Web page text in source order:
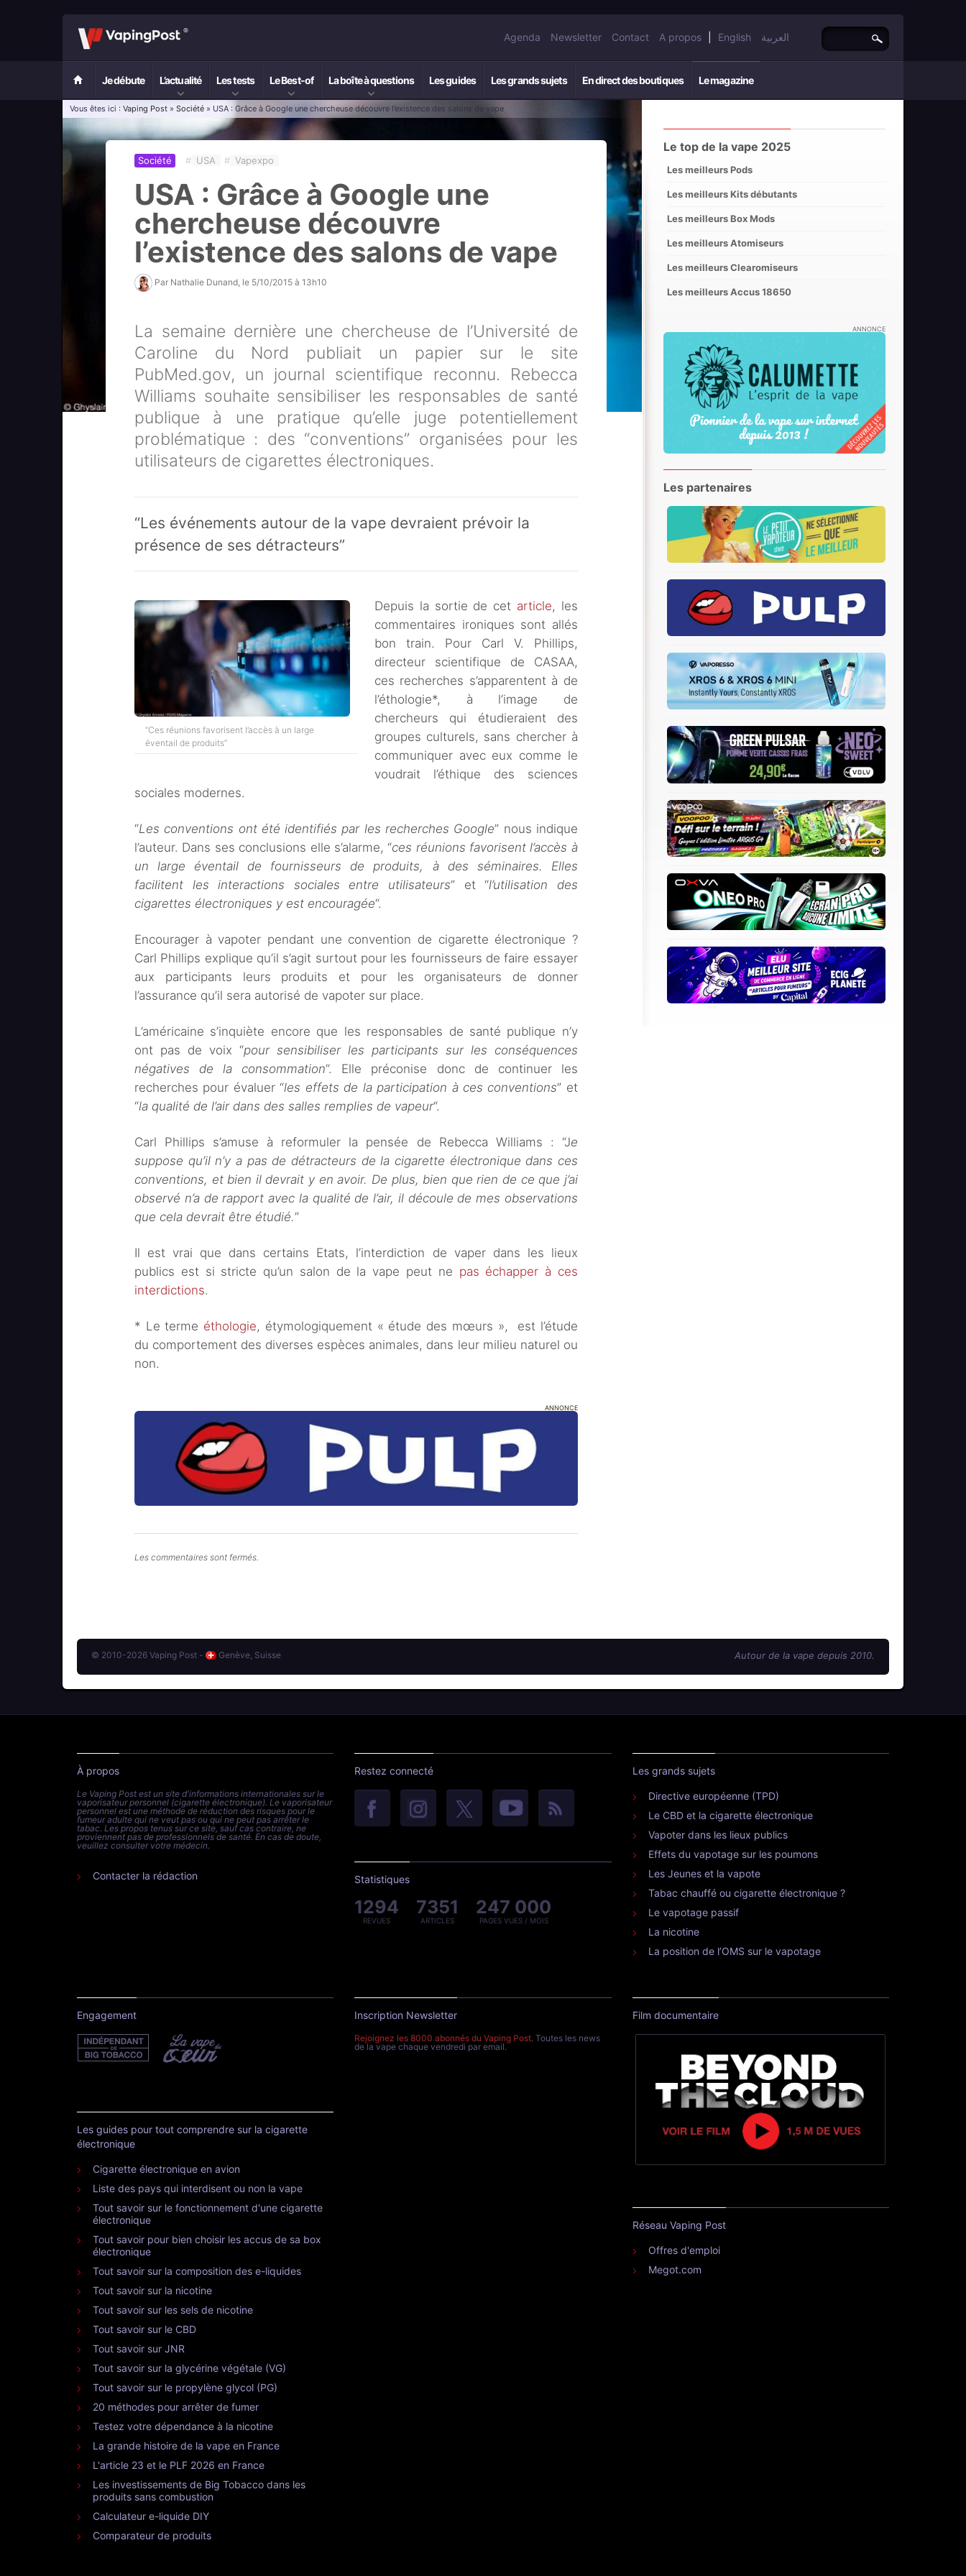
Agenda Newsletter Contact A propos English العربية
Je débute L’actualité Les tests Le Best-of La boîte à questions Les guides Les grands sujets En direct des boutiques Le magazine
Vous êtes ici : Vaping Post » Société » USA : Grâce à Google une chercheuse découvre l’existence des salons de vape
Société # USA # Vapexpo
USA : Grâce à Google une
chercheuse découvre
l’existence des salons de vape
Par Nathalie Dunand , le 5/10/2015 à 13h10
La semaine dernière une chercheuse de l’Université de
Caroline du Nord publiait un papier sur le site
PubMed.gov, un journal scientifique reconnu. Rebecca
Williams souhaite sensibiliser les responsables de santé
publique à une pratique qu’elle juge potentiellement
problématique : des “conventions” organisées pour les
utilisateurs de cigarettes électroniques.
“Les événements autour de la vape devraient prévoir la
présence de ses détracteurs”
“Ces réunions favorisent l’accès à un large
éventail de produits”
Depuis la sortie de cet article, les
commentaires ironiques sont allés
bon train. Pour Carl V. Phillips,
directeur scientifique de CASAA,
ces recherches s’apparentent à de
l’éthologie*, à l’image de
chercheurs qui étudieraient des
groupes culturels, sans chercher à
communiquer avec eux comme le
voudrait l’éthique des sciences
sociales modernes.
“Les conventions ont été identifiés par les recherches Google” nous indique
l’auteur. Dans ses conclusions elle s’alarme, “ces réunions favorisent l’accès à
un large éventail de fournisseurs de produits, à des séminaires. Elles
facilitent les interactions sociales entre utilisateurs” et “l’utilisation des
cigarettes électroniques y est encouragée“.
Encourager à vapoter pendant une convention de cigarette électronique ?
Carl Phillips explique qu’il s’agit surtout pour les fournisseurs de faire essayer
aux participants leurs produits et pour les organisateurs de donner
l’assurance qu’il sera autorisé de vapoter sur place.
L’américaine s’inquiète encore que les responsables de santé publique n’y
ont pas de voix “pour sensibiliser les participants sur les conséquences
négatives de la consommation“. Elle préconise donc de continuer les
recherches pour évaluer “les effets de la participation à ces conventions” et
“la qualité de l’air dans des salles remplies de vapeur“.
Carl Phillips s’amuse à reformuler la pensée de Rebecca Williams : “Je
suppose qu’il n’y a pas de détracteurs de la cigarette électronique dans ces
conventions, et bien il devrait y en avoir. De plus, bien que rien de ce que j’ai
observé n’a de rapport avec la qualité de l’air, il découle de mes observations
que cela devrait être étudié.”
Il est vrai que dans certains Etats, l’interdiction de vaper dans les lieux
publics est si stricte qu’un salon de la vape peut ne pas échapper à ces
interdictions.
* Le terme éthologie, étymologiquement « étude des mœurs », est l’étude
du comportement des diverses espèces animales, dans leur milieu naturel ou
non.
ANNONCE
Les commentaires sont fermés.
Le top de la vape 2025
Les meilleurs Pods
Les meilleurs Kits débutants
Les meilleurs Box Mods
Les meilleurs Atomiseurs
Les meilleurs Clearomiseurs
Les meilleurs Accus 18650
ANNONCE
Les partenaires
© 2010-2026 Vaping Post - Genève, Suisse Autour de la vape depuis 2010.
À propos
Le Vaping Post est un site d'informations internationales sur le
vaporisateur personnel (cigarette électronique). Le vaporisateur
personnel est une méthode de réduction des risques pour le
fumeur adulte qui ne veut pas ou qui ne peut pas arrêter le
tabac. Les propos tenus sur ce site, sauf cas contraire, ne
proviennent pas de professionnels de santé. En cas de doute,
veuillez consulter votre médecin.
Contacter la rédaction
Restez connecté
Statistiques
1294
REVUES
7351
ARTICLES
247 000
PAGES VUES / MOIS
Les grands sujets
Directive européenne (TPD)
Le CBD et la cigarette électronique
Vapoter dans les lieux publics
Effets du vapotage sur les poumons
Les Jeunes et la vapote
Tabac chauffé ou cigarette électronique ?
Le vapotage passif
La nicotine
La position de l’OMS sur le vapotage
Engagement
Les guides pour tout comprendre sur la cigarette
électronique
Cigarette électronique en avion
Liste des pays qui interdisent ou non la vape
Tout savoir sur le fonctionnement d'une cigarette
électronique
Tout savoir pour bien choisir les accus de sa box
électronique
Tout savoir sur la composition des e-liquides
Tout savoir sur la nicotine
Tout savoir sur les sels de nicotine
Tout savoir sur le CBD
Tout savoir sur JNR
Tout savoir sur la glycérine végétale (VG)
Tout savoir sur le propylène glycol (PG)
20 méthodes pour arrêter de fumer
Testez votre dépendance à la nicotine
La grande histoire de la vape en France
L'article 23 et le PLF 2026 en France
Les investissements de Big Tobacco dans les
produits sans combustion
Calculateur e-liquide DIY
Comparateur de produits
Inscription Newsletter
Rejoignez les 8000 abonnés du Vaping Post. Toutes les news
de la vape chaque vendredi par email.
Film documentaire
Réseau Vaping Post
Offres d'emploi
Megot.com